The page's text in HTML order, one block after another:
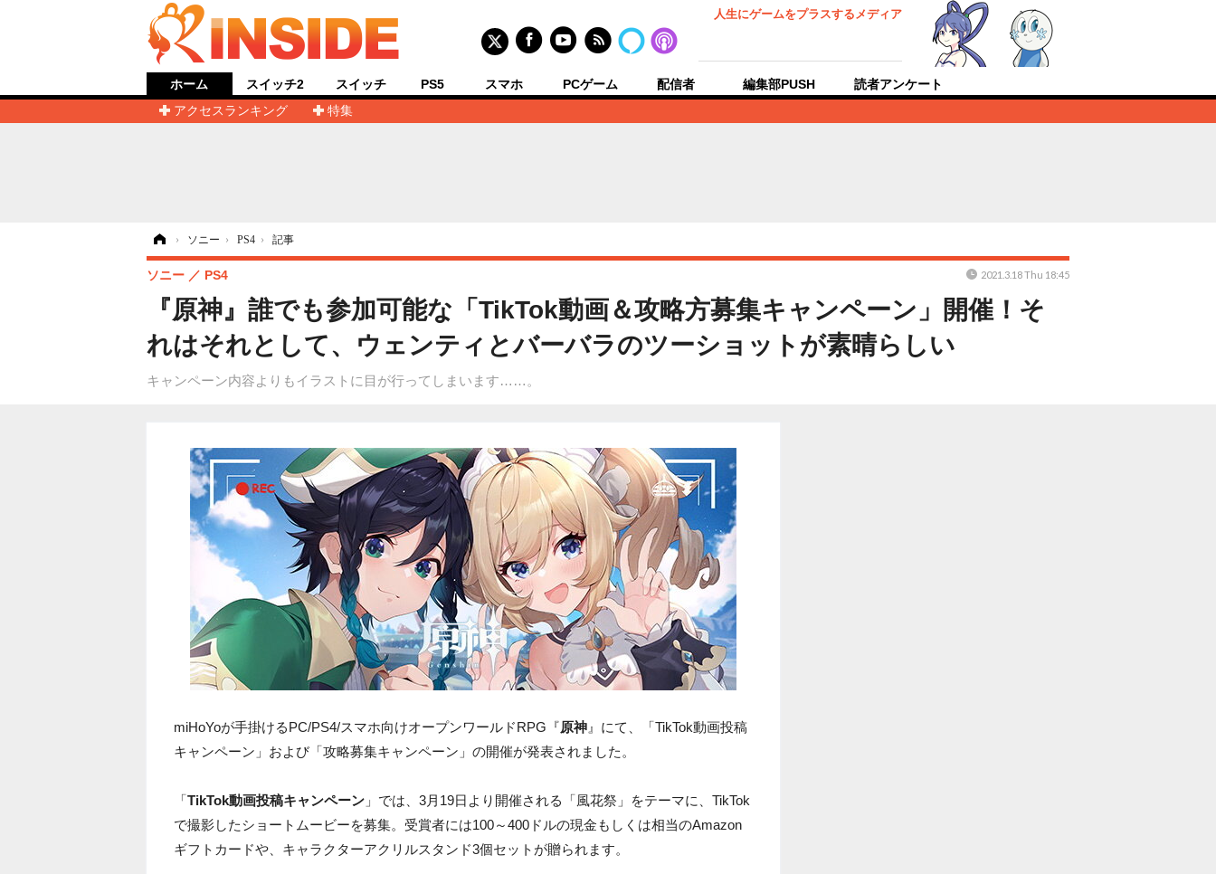
人生にゲームをプラスするメディア
ホーム
アクセスランキング
特集
スイッチ2 スイッチ PS5 スマホ PCゲーム 配信者 編集部PUSH 読者アンケート
› ソニー › PS4 › 記事
『原神』誰でも参加可能な「TikTok動画＆攻略方募集キャンペーン」開催！そ
れはそれとして、ウェンティとバーバラのツーショットが素晴らしい
キャンペーン内容よりもイラストに目が行ってしまいます……。
ソニー PS4 2021.3.18 Thu 18:45
miHoYoが手掛けるPC/PS4/スマホ向けオープンワールドRPG『原神 』にて、「TikTok動画投稿
キャンペーン」および「攻略募集キャンペーン」の開催が発表されました。
「TikTok動画投稿キャンペーン 」では、3月19日より開催される「風花祭」をテーマに、TikTok
で撮影したショートムービーを募集。受賞者には100～400ドルの現金もしくは相当のAmazon
ギフトカードや、キャラクターアクリルスタンド3個セットが贈られます。